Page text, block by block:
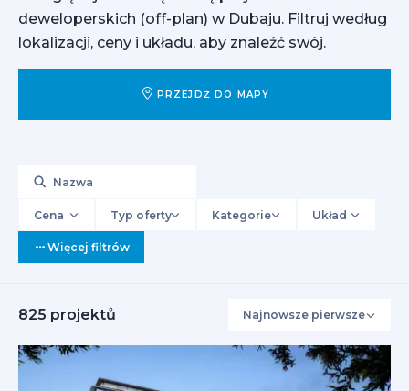
Offplan
Kontakt
Interesuje
deweloperskich (off-plan) w Dubaju. Filtruj według
lokalizacji, ceny i układu, aby znaleźć swój.
PRZEJDŹ DO MAPY
Cena Typ oferty Kategorie Układ
Więcej filtrów
825 projektů Najnowsze pierwsze